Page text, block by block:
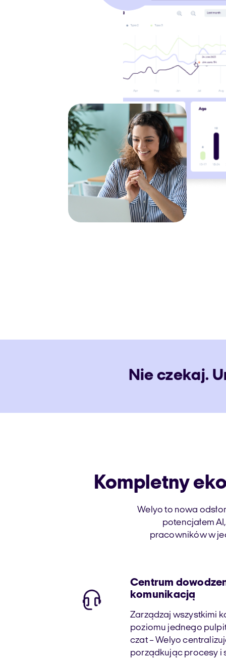
Nie czekaj.
Kompletny
Welyo to nowa
potencjałem
pracowników w
Centrum
komunikacją
Zarządzaj wszystkimi
poziomu jednego
czat – Welyo
porządkując procesy i